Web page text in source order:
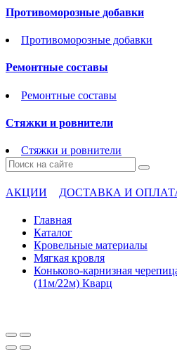
Противоморозные добавки
Противоморозные добавки
Ремонтные составы
Ремонтные составы
Стяжки и ровнители
Стяжки и ровнители
АКЦИИ ДОСТАВКА И
Главная
Каталог
Кровельные материалы
Мягкая кровля
Коньково-карнизная
(11м/22м) Кварц